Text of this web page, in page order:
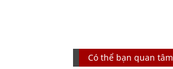
Có thể bạn quan tâm